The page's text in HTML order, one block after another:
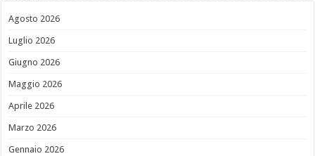
Agosto 2026
Luglio 2026
Giugno 2026
Maggio 2026
Aprile 2026
Marzo 2026
Gennaio 2026